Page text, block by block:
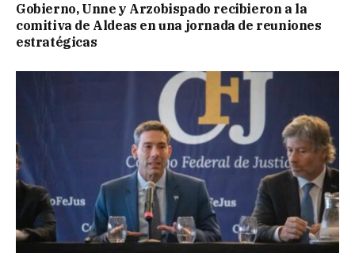
Gobierno, Unne y Arzobispado recibieron a la
comitiva de Aldeas en una jornada de reuniones
estratégicas